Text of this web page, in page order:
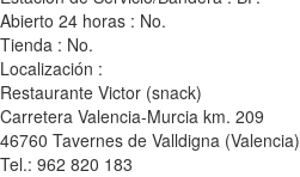
Abierto 24 horas : No.
Tienda : No.
Localización :
Restaurante Victor (snack)
Carretera Valencia-Murcia km. 209
46760 Tavernes de Valldigna (Valencia)
Tel.: 962 820 183